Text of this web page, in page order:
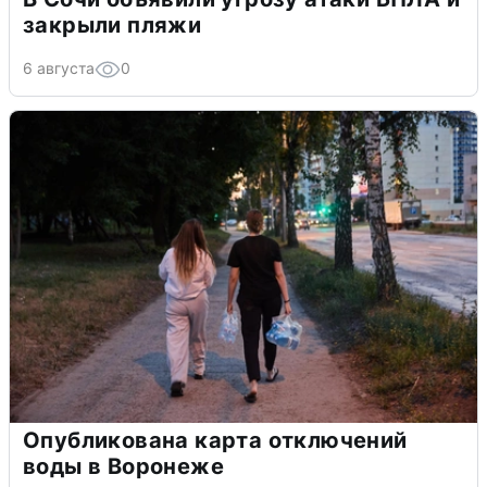
закрыли пляжи
6 августа 0
Опубликована карта отключений
воды в Воронеже